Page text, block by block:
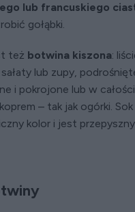
lub francuskiego
gołąbki.
też botwina kiszona:
lub zupy,
i pokrojone lub w
– tak jak ogórki.
kolor i jest